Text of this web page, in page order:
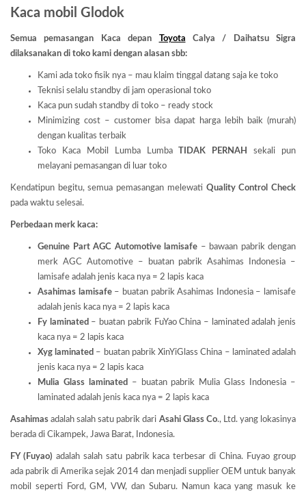
Kaca mobil Glodok
Semua pemasangan Kaca depan Toyota Calya / Daihatsu Sigra
dilaksanakan di toko kami dengan alasan sbb:
Kami ada toko fisik nya – mau klaim tinggal datang saja ke toko
Teknisi selalu standby di jam operasional toko
Kaca pun sudah standby di toko – ready stock
Minimizing cost – customer bisa dapat harga lebih baik (murah)
dengan kualitas terbaik
Toko Kaca Mobil Lumba Lumba
TIDAK PERNAH
sekali pun
melayani pemasangan di luar toko
Kendatipun begitu, semua pemasangan melewati Quality Control Check
pada waktu selesai.
Perbedaan merk kaca:
Genuine Part AGC Automotive lamisafe – bawaan pabrik dengan
merk AGC Automotive – buatan pabrik Asahimas Indonesia –
lamisafe adalah jenis kaca nya = 2 lapis kaca
Asahimas lamisafe– buatan pabrik Asahimas Indonesia – lamisafe
adalah jenis kaca nya = 2 lapis kaca
Fy laminated – buatan pabrik FuYao China – laminated adalah jenis
kaca nya = 2 lapis kaca
Xyg laminated – buatan pabrik XinYiGlass China – laminated adalah
jenis kaca nya = 2 lapis kaca
Mulia Glass laminated – buatan pabrik Mulia Glass Indonesia –
laminated adalah jenis kaca nya = 2 lapis kaca
Asahimasadalah salah satu pabrik dari Asahi Glass Co., Ltd. yang lokasinya
berada di Cikampek, Jawa Barat, Indonesia.
FY (Fuyao) adalah salah satu pabrik kaca terbesar di China. Fuyao group
ada pabrik di Amerika sejak 2014 dan menjadi supplier OEM untuk banyak
mobil seperti Ford, GM, VW, dan Subaru. Namun kaca yang masuk ke